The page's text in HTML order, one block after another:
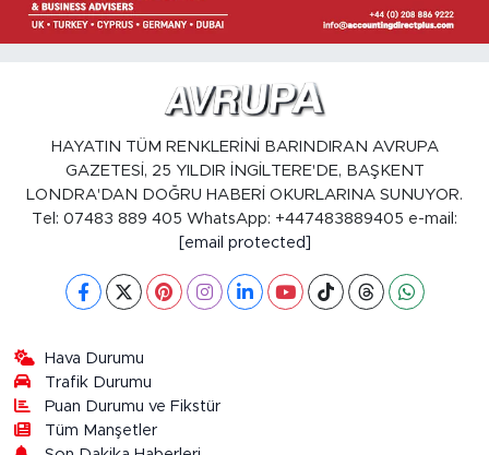
HAYATIN TÜM RENKLERİNİ BARINDIRAN AVRUPA
GAZETESİ, 25 YILDIR İNGİLTERE'DE, BAŞKENT
LONDRA'DAN DOĞRU HABERİ OKURLARINA SUNUYOR.
Tel: 07483 889 405 WhatsApp: +447483889405 e-mail:
[email protected]
Hava Durumu
Trafik Durumu
Puan Durumu ve Fikstür
Tüm Manşetler